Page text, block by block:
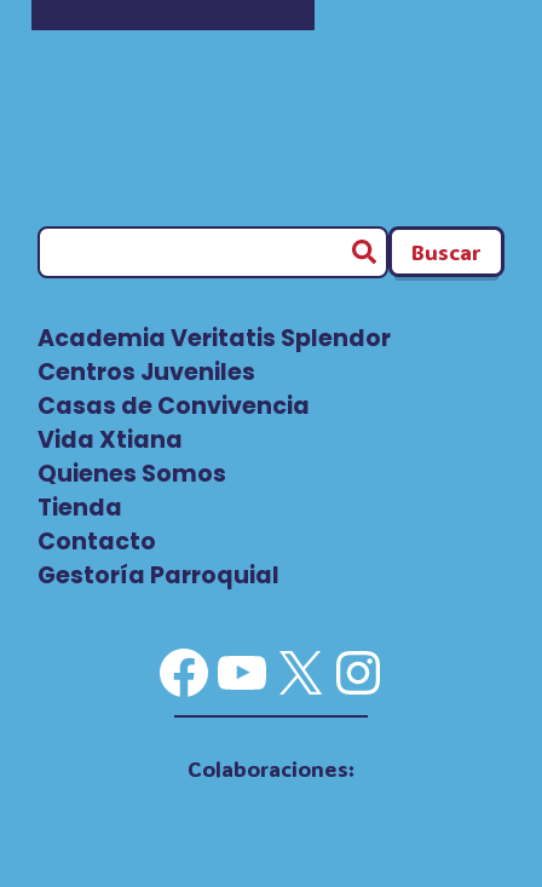
Buscar
Academia Veritatis Splendor
Centros Juveniles
Casas de Convivencia
Vida Xtiana
Quienes Somos
Tienda
Contacto
Gestoría Parroquial
Facebook
YouTube
X
Colaboraciones: